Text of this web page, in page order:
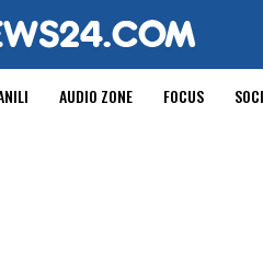
AUDIO ZONE FOCUS